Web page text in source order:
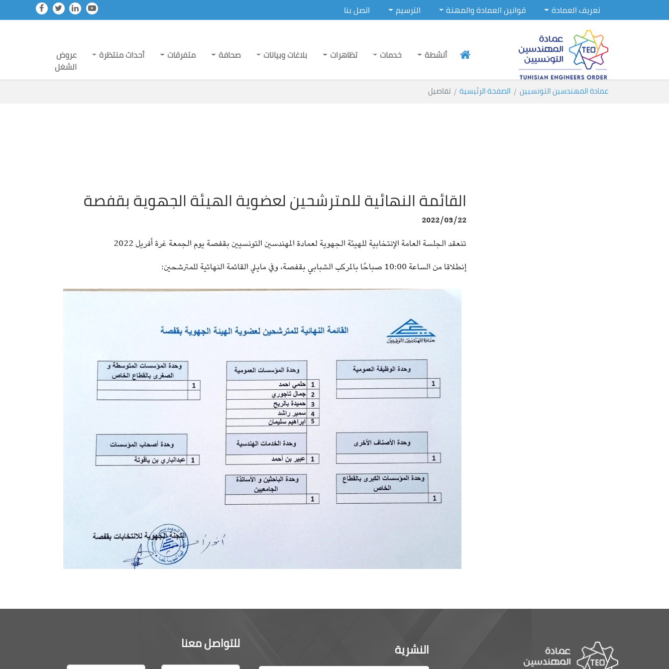
Skip to main content
تعريف العمادة قوانين العمادة والمهنة الترسيم اتصل بنا
أنشطة خدمات تظاهرات بلاغات وبيانات صحافة متفرقات أحداث منتظرة
عروض
الشغل
You are here:
عمادة المهندسين التونسيين الصفحة الرئيسية تفاصيل
القائمة النهائية للمترشحين لعضوية الهيئة الجهوية بقفصة
2022/03/22
تنعقد الجلسة العامة الإنتخابية للهيئة الجهوية لعمادة المهندسين التونسيين بقفصة يوم الجمعة غرة أفريل 2022
إنطلاقا من الساعة 10:00 صباحًا بالمركب الشبابي بقفصة، وفي مايلي القائمة النهائية للمترشحين:
النشرية للتواصل معنا